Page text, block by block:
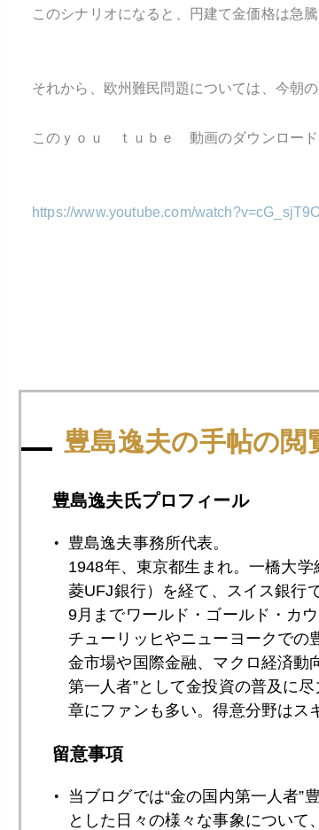
このシナリオになると、円建て金価格は急騰
それから、欧州難民問題については、今朝
このｙｏｕ ｔｕｂｅ 動画のダウンロード
https://www.youtube.com/
2015年09月30日 ＶＷショックより
2015年09月29日 利上げしてほしか
2015年09月28日 最近のツイッター
2015年09月25日 来年利上げも示
豊島逸夫の手帖の閲
豊島逸夫氏プロフィール
豊島逸夫事務所代表。
1948年、東京都生まれ。一橋大
菱UFJ銀行）を経て、スイス銀行
9月までワールド・ゴールド・カ
チューリッヒやニューヨークでの
金市場や国際金融、マクロ経済動
第一人者”として金投資の普及に
章にファンも多い。得意分野はス
留意事項
当ブログでは“金の国内第一人者”
とした日々の様々な事象について